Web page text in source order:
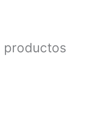
productos